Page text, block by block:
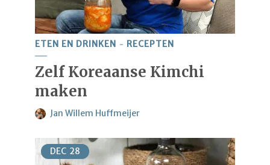
ETEN EN DRINKEN RECEPTEN
Zelf Koreaanse Kimchi
maken
Jan Willem Huffmeijer
DEC 28